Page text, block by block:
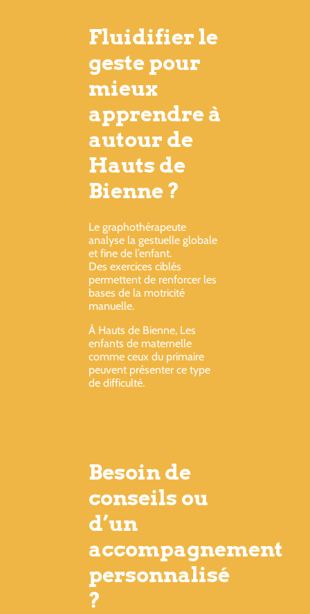
Fluidifier le
geste pour
mieux
apprendre à
autour de
Hauts de
Bienne ?
Le graphothérapeute
analyse la gestuelle globale
et fine de l’enfant.
Des exercices ciblés
permettent de renforcer les
bases de la motricité
manuelle.
À Hauts de Bienne, Les
enfants de maternelle
comme ceux du primaire
peuvent présenter ce type
de difficulté.
Besoin de
conseils ou
d’un
accompagnement
personnalisé
?